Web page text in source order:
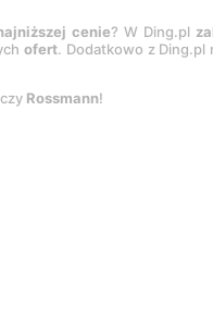
cenie? W Ding.pl
ofert. Dodatkowo z Ding.pl
Rossmann!